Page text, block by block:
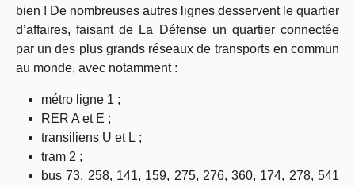
bien ! De nombreuses autres lignes desservent le quartier
d’affaires, faisant de La Défense un quartier connectée
par un des plus grands réseaux de transports en commun
au monde, avec notamment :
métro ligne 1 ;
RER A et E ;
transiliens U et L ;
tram 2 ;
bus 73, 258, 141, 159, 275, 276, 360, 174, 278, 541